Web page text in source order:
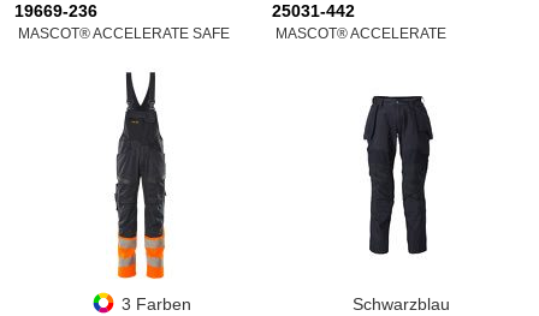
19669-236
MASCOT® ACCELERATE SAFE
3 Farben
25031-442
MASCOT® ACCELERATE
Schwarzblau